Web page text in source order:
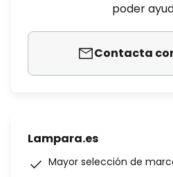
poder
Contacta
Lampara.es
Mayor selección de